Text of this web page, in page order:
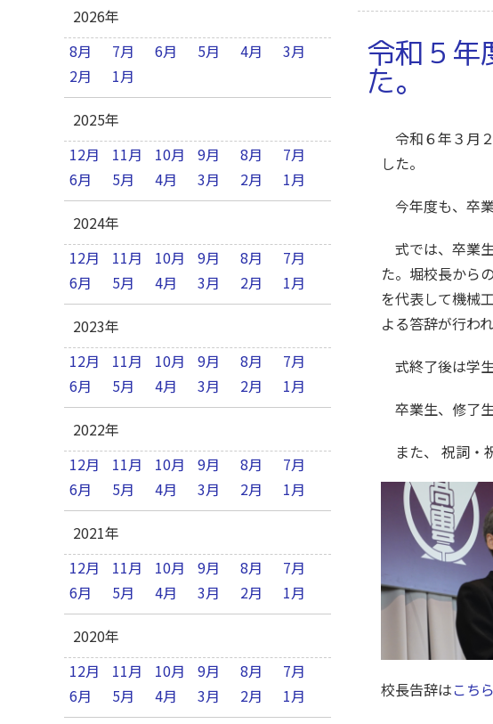
令和５年
た。
令和６年３月
した。
今年度も、卒
式では、卒業
た。堀校長から
を代表して機械
よる答辞が行わ
式終了後は学
卒業生、修了
また、 祝詞・
校長告辞はこちら
2026年
8月
7月 6月 5月 4月
3月
2月
1月
2025年
12月
11月 10月 9月 8月
7月
6月
5月 4月 3月 2月 1月
2024年
12月
11月 10月 9月 8月
7月
6月
5月 4月 3月 2月 1月
2023年
12月
11月 10月 9月 8月
7月
6月
5月 4月 3月 2月 1月
2022年
12月
11月 10月 9月 8月
7月
6月
5月 4月 3月 2月 1月
2021年
12月
11月 10月 9月 8月
7月
6月
5月 4月 3月 2月 1月
2020年
12月
11月 10月 9月 8月
7月
6月
5月 4月 3月 2月 1月